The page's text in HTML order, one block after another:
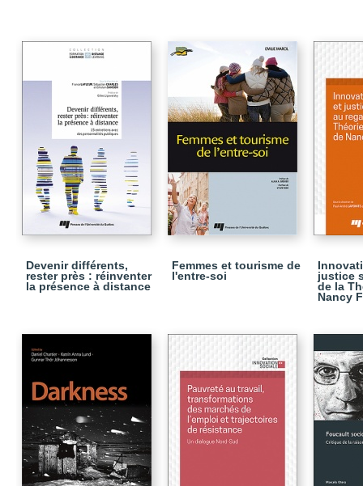
Devenir différents,
rester près : réinventer
la présence à distance
Femmes et tourisme de
l'entre-soi
justice
de la
Nancy